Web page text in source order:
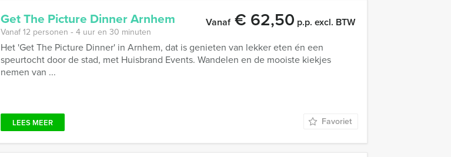
Get The Picture Dinner Arnhem Vanaf€ 62,50 p.p. excl. BTW
Vanaf 12 personen ‐ 4 uur en 30 minuten
Het 'Get The Picture Dinner' in Arnhem, dat is genieten van lekker eten én een
speurtocht door de stad, met Huisbrand Events. Wandelen en de mooiste kiekjes
nemen van ...
LEES MEER Favoriet